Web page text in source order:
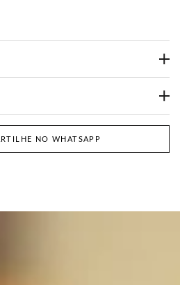
NO WHATSAPP